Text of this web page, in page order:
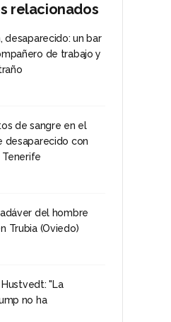
relacionados
desaparecido: un bar
de trabajo y
de sangre en el
desaparecido con
Tenerife
del hombre
Trubia (Oviedo)
"La
no ha